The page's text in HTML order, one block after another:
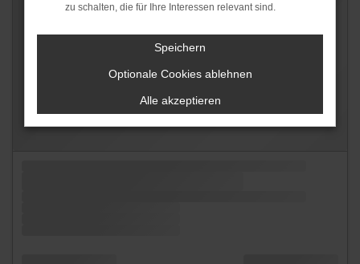
zu schalten, die für Ihre Interessen relevant sind.
Speichern
Optionale Cookies ablehnen
Alle akzeptieren